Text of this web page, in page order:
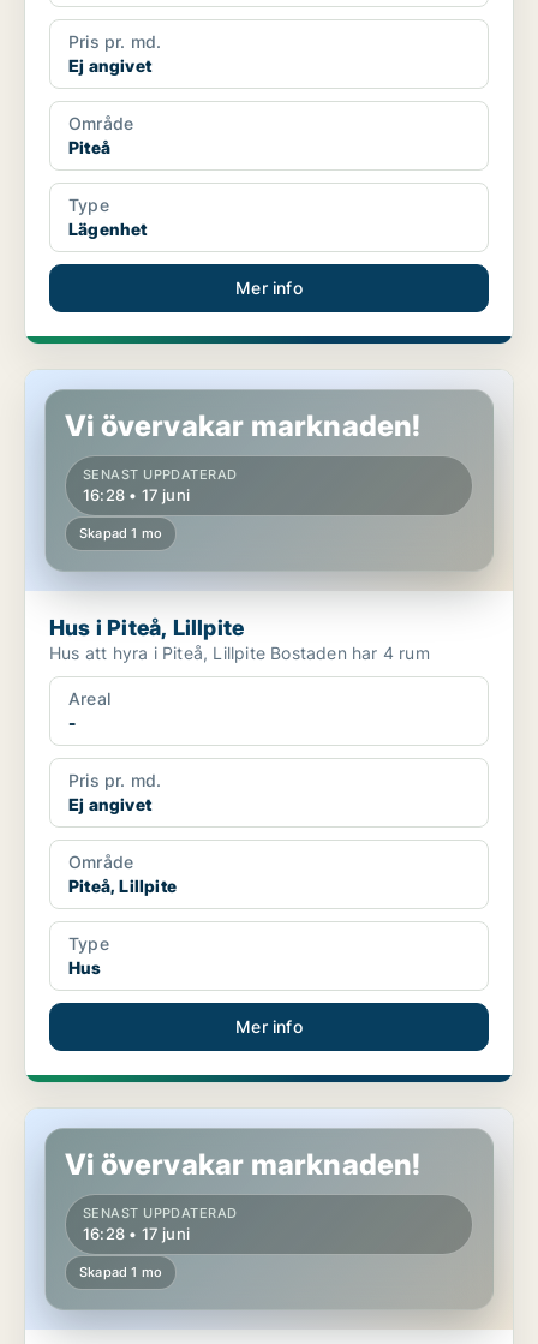
Pris pr. md.
Ej angivet
Område
Piteå
Type
Lägenhet
Mer info
Hus i Piteå, Lillpite
Vi övervakar marknaden!
SENAST UPPDATERAD
16:28 • 17 juni
Skapad 1 mo
Hus i Piteå, Lillpite
Hus att hyra i Piteå, Lillpite Bostaden har 4 rum
Areal
-
Pris pr. md.
Ej angivet
Område
Piteå, Lillpite
Type
Hus
Mer info
Hus i Piteå
Vi övervakar marknaden!
SENAST UPPDATERAD
16:28 • 17 juni
Skapad 1 mo